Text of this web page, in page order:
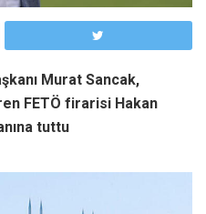
Murat Sancak,
FETÖ firarisi Hakan
tuttu